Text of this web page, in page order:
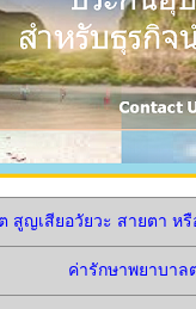
สูญเสียอวัยวะ สายตา ห
ค่ารักษาพยาบาล